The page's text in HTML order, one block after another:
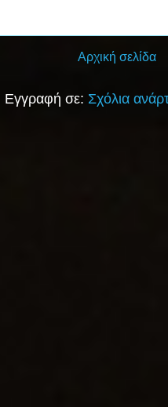
Αρχική σελίδα
Εγγραφή σε: Σχόλια